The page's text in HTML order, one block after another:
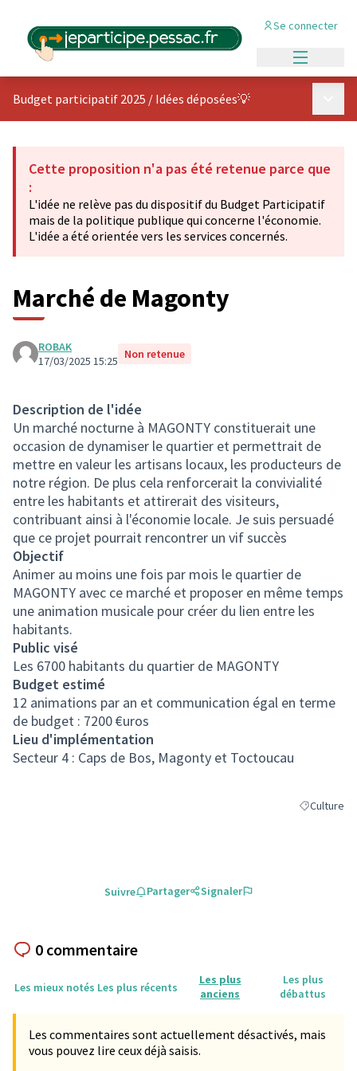
Se connecter
Budget participatif 2025 / Idées déposées💡
Cette proposition n'a pas été retenue parce que
:
L'idée ne relève pas du dispositif du Budget Participatif
mais de la politique publique qui concerne l'économie.
L'idée a été orientée vers les services concernés.
Marché de Magonty
ROBAK
17/03/2025 15:25 Non retenue
Description de l'idée
Un marché nocturne à MAGONTY constituerait une
occasion de dynamiser le quartier et permettrait de
mettre en valeur les artisans locaux, les producteurs de
notre région. De plus cela renforcerait la convivialité
entre les habitants et attirerait des visiteurs,
contribuant ainsi à l'économie locale. Je suis persuadé
que ce projet pourrait rencontrer un vif succès
Objectif
Animer au moins une fois par mois le quartier de
MAGONTY avec ce marché et proposer en même temps
une animation musicale pour créer du lien entre les
habitants.
Public visé
Les 6700 habitants du quartier de MAGONTY
Budget estimé
12 animations par an et communication égal en terme
de budget : 7200 €uros
Lieu d'implémentation
Secteur 4 : Caps de Bos, Magonty et Toctoucau
Filtrer les
Culture
Suivre Partager Signaler
0 commentaire
Les mieux notés Les plus récents
Les plus
anciens
Les plus
débattus
Les commentaires sont actuellement désactivés, mais
vous pouvez lire ceux déjà saisis.